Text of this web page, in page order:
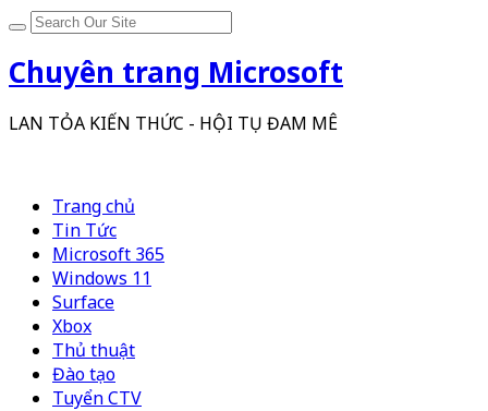
Chuyên trang Microsoft
LAN TỎA KIẾN THỨC - HỘI TỤ ĐAM MÊ
Trang chủ
Tin Tức
Microsoft 365
Windows 11
Surface
Xbox
Thủ thuật
Đào tạo
Tuyển CTV